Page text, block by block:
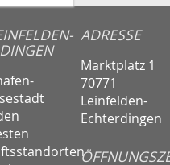
ADRESSE
Marktplatz 1
70771
Leinfelden-
Echterdingen